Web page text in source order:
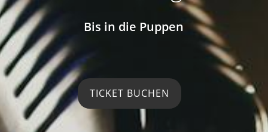
Bis in die Puppen
TICKET BUCHEN